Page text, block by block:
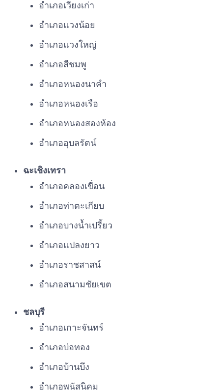
อำเภอเวียงเก่า
อำเภอแวงน้อย
อำเภอแวงใหญ่
อำเภอสีชมพู
อำเภอหนองนาคำ
อำเภอหนองเรือ
อำเภอหนองสองห้อง
อำเภออุบลรัตน์
ฉะเชิงเทรา
อำเภอคลองเขื่อน
อำเภอท่าตะเกียบ
อำเภอบางน้ำเปรี้ยว
อำเภอแปลงยาว
อำเภอราชสาสน์
อำเภอสนามชัยเขต
ชลบุรี
อำเภอเกาะจันทร์
อำเภอบ่อทอง
อำเภอบ้านบึง
อำเภอพนัสนิคม